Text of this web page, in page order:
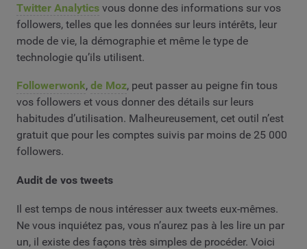
Twitter Analytics vous donne des informations sur vos
followers, telles que les données sur leurs intérêts, leur
mode de vie, la démographie et même le type de
technologie qu’ils utilisent.
Followerwonk, de Moz, peut passer au peigne fin tous
vos followers et vous donner des détails sur leurs
habitudes d’utilisation. Malheureusement, cet outil n’est
gratuit que pour les comptes suivis par moins de 25 000
followers.
Audit de vos tweets
Il est temps de nous intéresser aux tweets eux-mêmes.
Ne vous inquiétez pas, vous n’aurez pas à les lire un par
un, il existe des façons très simples de procéder. Voici